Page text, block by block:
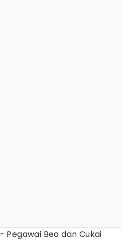
- Pegawai Bea dan Cukai